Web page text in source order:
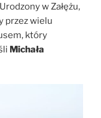
w Załężu,
przez wielu
który
Michała